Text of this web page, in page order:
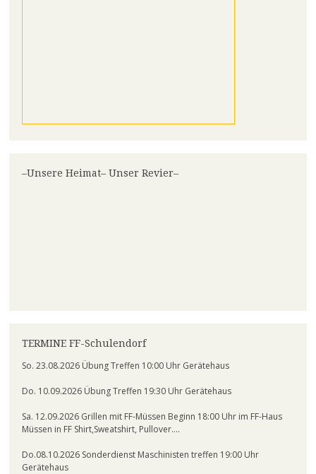
–Unsere Heimat– Unser Revier–
TERMINE FF-Schulendorf
So. 23.08.2026 Übung Treffen 10:00 Uhr Gerätehaus
Do. 10.09.2026 Übung Treffen 19:30 Uhr Gerätehaus
Sa. 12.09.2026 Grillen mit FF-Müssen Beginn 18:00 Uhr im FF-Haus
Müssen in FF Shirt,Sweatshirt, Pullover….
Do.08.10.2026 Sonderdienst Maschinisten treffen 19:00 Uhr
Gerätehaus